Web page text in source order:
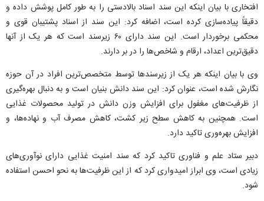
افتخاری با بیان اینکه این سند اسناد بالادستی را به طور کامل پوشش داده و
دقیقاً پیاده‌سازی کرده است، اضافه کرد: این سند از اسناد پشتیبان قوی و
محکمی برخوردار است. این سند دارای ۶۰ زیرسند است که هر یک از آنها
دقیق‌ترین اعداد، ارقام و شاخص‌ها را در بر دارند.
وی با بیان اینکه هر یک از زیرسندها توسط متخصص‌ترین افراد در آن حوزه
نگارش شده است، عنوان کرد: این سند دانش بنیان است و به دنبال بهره‌گیری
از ظرفیت‌های مغفول برای افزایش وزن دانش در تولید محصولات غذایی
است. همچنین به کاهش سطح زیر کشت، کاهش مصرف آب و نهاده‌ها، و
افزایش بهره‌وری تاکید دارد.
دبیر ستاد علم و فناوری تاکید کرد که سند امنیت غذایی دارای نوآوری‌های
زیادی است، وی ابراز امیدواری کرد که از این ظرفیت‌ها به نحو احسن استفاده
شود.